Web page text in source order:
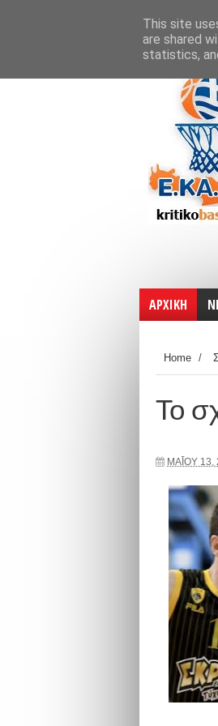
ΑΡΧΙΚΗ
Home /
Το
ΜΑΪ́ΟΥ 13,
This site
are shared
statistics,